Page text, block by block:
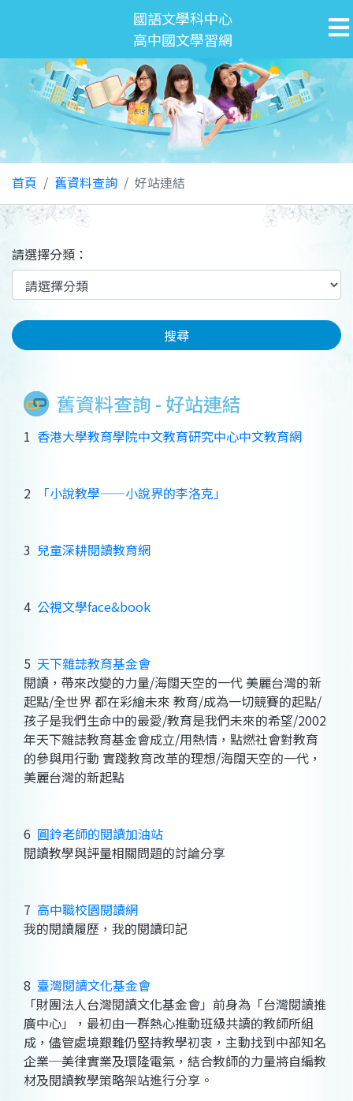
國語文學科中心
高中國文學習網
首頁 舊資料查詢 好站連結
請選擇分類：
搜尋
舊資料查詢 - 好站連結
1 香港大學教育學院中文教育研究中心中文教育網
2 「小說教學——小說界的李洛克」
3 兒童深耕閱讀教育網
4 公視文學face&book
5 天下雜誌教育基金會
閱讀，帶來改變的力量/海闊天空的一代 美麗台灣的新
起點/全世界 都在彩繪未來 教育/成為一切競賽的起點/
孩子是我們生命中的最愛/教育是我們未來的希望/2002
年天下雜誌教育基金會成立/用熱情，點燃社會對教育
的參與用行動 實踐教育改革的理想/海闊天空的一代，
美麗台灣的新起點
6 圓鈴老師的閱讀加油站
閱讀教學與評量相關問題的討論分享
7 高中職校園閱讀網
我的閱讀履歷，我的閱讀印記
8 臺灣閱讀文化基金會
「財團法人台灣閱讀文化基金會」前身為「台灣閱讀推
廣中心」，最初由一群熱心推動班級共讀的教師所組
成，儘管處境艱難仍堅持教學初衷，主動找到中部知名
企業─美律實業及環隆電氣，結合教師的力量將自編教
材及閱讀教學策略架站進行分享。